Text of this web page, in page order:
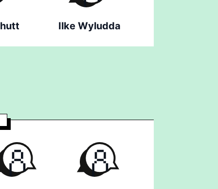
Ilke Wyludda